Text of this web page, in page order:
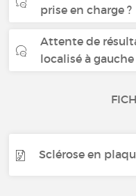
prise en charge ?
Attente de
localisé à gauche
Sclérose en